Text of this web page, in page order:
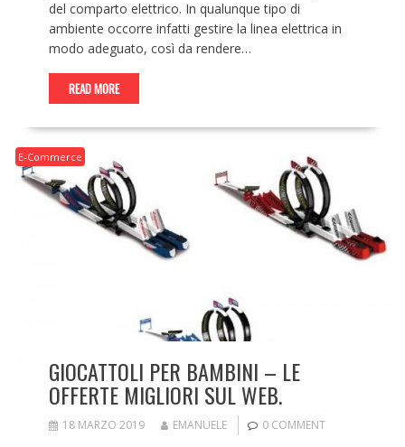
del comparto elettrico. In qualunque tipo di
ambiente occorre infatti gestire la linea elettrica in
modo adeguato, così da rendere…
READ MORE
E-Commerce
GIOCATTOLI PER BAMBINI – LE
OFFERTE MIGLIORI SUL WEB.
18 MARZO 2019 EMANUELE 0 COMMENT